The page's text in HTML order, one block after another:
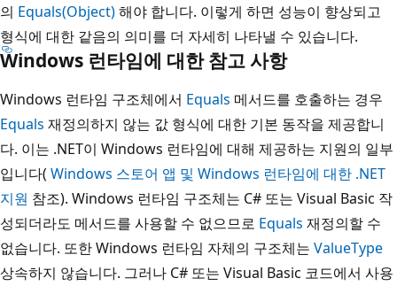
의 Equals(Object)해야 합니다. 이렇게 하면 성능이 향상되고
형식에 대한 같음의 의미를 더 자세히 나타낼 수 있습니다.
Windows 런타임에 대한 참고 사항
Windows 런타임 구조체에서 Equals 메서드를 호출하는 경우
Equals 재정의하지 않는 값 형식에 대한 기본 동작을 제공합니
다. 이는 .NET이 Windows 런타임에 대해 제공하는 지원의 일부
입니다( Windows 스토어 앱 및 Windows 런타임에 대한 .NET
지원 참조). Windows 런타임 구조체는 C# 또는 Visual Basic 작
성되더라도 메서드를 사용할 수 없으므로 Equals 재정의할 수
없습니다. 또한 Windows 런타임 자체의 구조체는 ValueType
상속하지 않습니다. 그러나 C# 또는 Visual Basic 코드에서 사용